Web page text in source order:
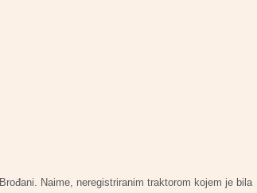
Naime, neregistriranim traktorom kojem je bila